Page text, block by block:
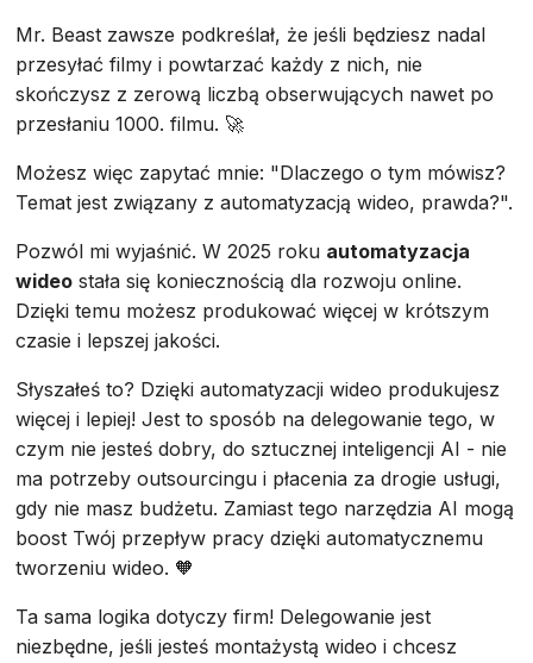
Mr. Beast zawsze podkreślał, że jeśli będziesz nadal
przesyłać filmy i powtarzać każdy z nich, nie
skończysz z zerową liczbą obserwujących nawet po
przesłaniu 1000. filmu. 🚀
Możesz więc zapytać mnie: "Dlaczego o tym mówisz?
Temat jest związany z automatyzacją wideo, prawda?".
Pozwól mi wyjaśnić. W 2025 roku automatyzacja
wideo stała się koniecznością dla rozwoju online.
Dzięki temu możesz produkować więcej w krótszym
czasie i lepszej jakości.
Słyszałeś to? Dzięki automatyzacji wideo produkujesz
więcej i lepiej! Jest to sposób na delegowanie tego, w
czym nie jesteś dobry, do sztucznej inteligencji AI - nie
ma potrzeby outsourcingu i płacenia za drogie usługi,
gdy nie masz budżetu. Zamiast tego narzędzia AI mogą
boost Twój przepływ pracy dzięki automatycznemu
tworzeniu wideo. 🧡
Ta sama logika dotyczy firm! Delegowanie jest
niezbędne, jeśli jesteś montażystą wideo i chcesz